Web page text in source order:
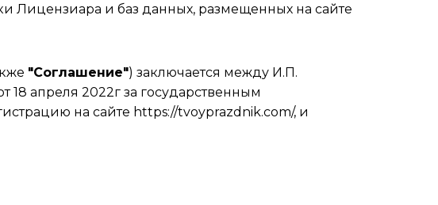
Лицензиара и баз данных, размещенных на сайте
"Соглашение") заключается между И.П.
апреля 2022г за государственным
на сайте https://tvoyprazdnik.com/, и